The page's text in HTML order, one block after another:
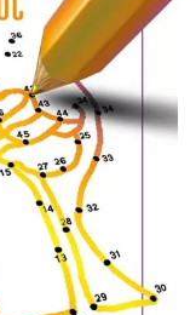
dziecku
by
wrodzoną
z
, które